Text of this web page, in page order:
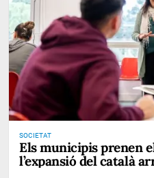
SOCIETAT
Els municipis prenen
l’expansió del català